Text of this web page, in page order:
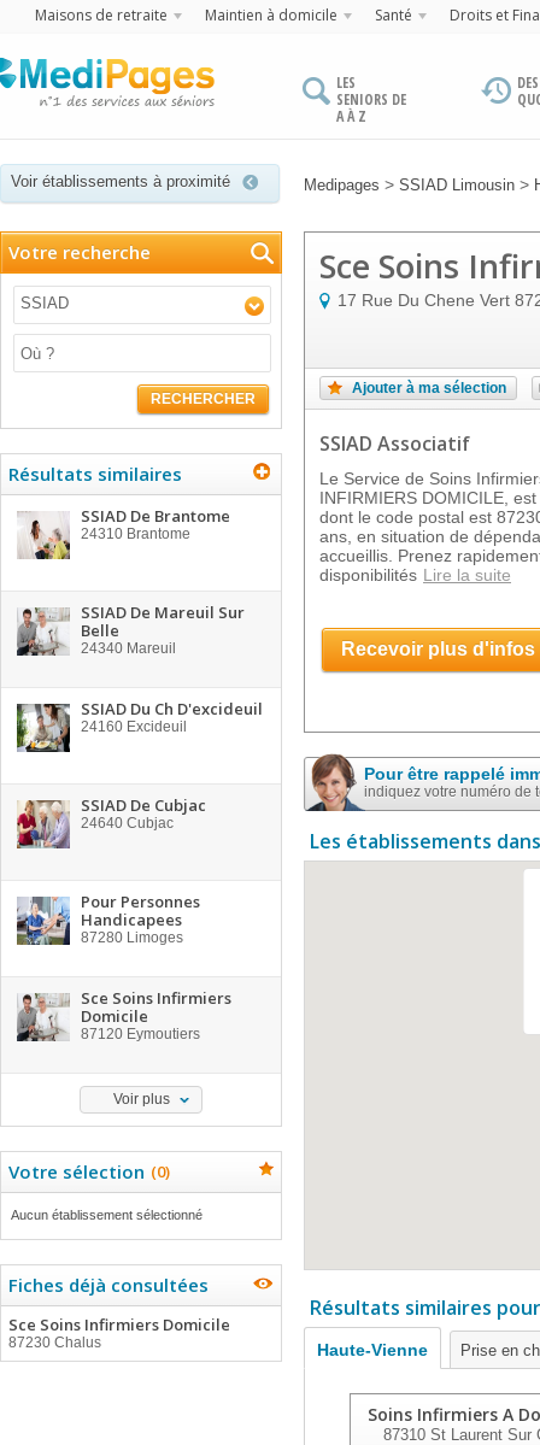
Maisons de retraite Maintien à domicile Santé Droits et
LES
SENIORS DE
A À Z
Voir établissements à proximité Medipages > SSIAD Limousin >
Votre recherche
SSIAD
RECHERCHER
Résultats similaires
SSIAD De Brantome
24310 Brantome
SSIAD De Mareuil Sur
Belle
24340 Mareuil
SSIAD Du Ch D'excideuil
24160 Excideuil
SSIAD De Cubjac
24640 Cubjac
Pour Personnes
Handicapees
87280 Limoges
Sce Soins Infirmiers
Domicile
87120 Eymoutiers
Voir plus
Votre sélection (0)
Aucun établissement sélectionné
Fiches déjà consultées
Sce Soins Infirmiers Domicile
87230 Chalus
Sce Soins
17 Rue Du Chene Vert
Ajouter à ma sélection
SSIAD Associatif
Le Service de Soins
INFIRMIERS DOMICILE,
dont le code postal est
ans, en situation de
accueillis. Prenez
disponibilités Lire la suite
Recevoir plus d'infos
Pour être rappelé
indiquez votre numéro de
Les établissements
Résultats similaires
Haute-Vienne Prise en
Soins Infirmiers A
87310 St Laurent Sur